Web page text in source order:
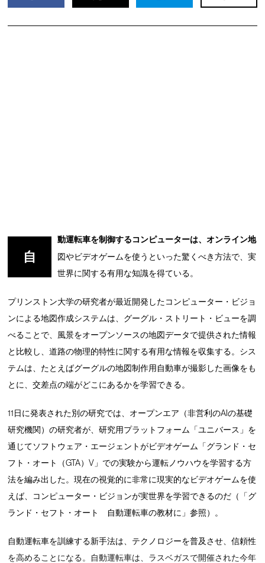
自
動運転車を制御するコンピューターは、オンライン地
図やビデオゲームを使うといった驚くべき方法で、実
世界に関する有用な知識を得ている。
プリンストン大学の研究者が最近開発したコンピューター・ビジョ
ンによる地図作成システムは、グーグル・ストリート・ビューを調
べることで、風景をオープンソースの地図データで提供された情報
と比較し、道路の物理的特性に関する有用な情報を収集する。シス
テムは、たとえばグーグルの地図制作用自動車が撮影した画像をも
とに、交差点の端がどこにあるかを学習できる。
11日に発表された別の研究では、オープンエア（非営利のAIの基礎
研究機関）の研究者が、研究用プラットフォーム「ユニバース」を
通じてソフトウェア・エージェントがビデオゲーム「グランド・セ
フト・オート（GTA）V」での実験から運転ノウハウを学習する方
法を編み出した。現在の視覚的に非常に現実的なビデオゲームを使
えば、コンピューター・ビジョンが実世界を学習できるのだ（「グ
ランド・セフト・オート 自動運転車の教材に」参照）。
自動運転車を訓練する新手法は、テクノロジーを普及させ、信頼性
を高めることになる。自動運転車は、ラスベガスで開催された今年